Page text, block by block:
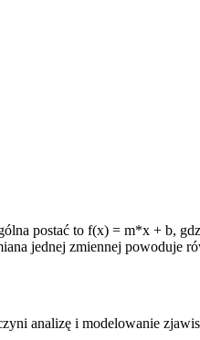
postać to f(x) = m*x + b,
jednej zmiennej powoduje
analizę i modelowanie